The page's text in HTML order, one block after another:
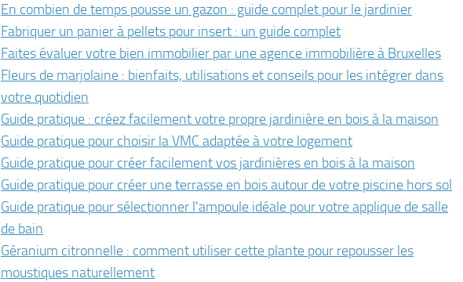
En combien de temps pousse un gazon : guide complet pour le jardinier
Fabriquer un panier à pellets pour insert : un guide complet
Faites évaluer votre bien immobilier par une agence immobilière à Bruxelles
Fleurs de marjolaine : bienfaits, utilisations et conseils pour les intégrer dans
votre quotidien
Guide pratique : créez facilement votre propre jardinière en bois à la maison
Guide pratique pour choisir la VMC adaptée à votre logement
Guide pratique pour créer facilement vos jardinières en bois à la maison
Guide pratique pour créer une terrasse en bois autour de votre piscine hors sol
Guide pratique pour sélectionner l'ampoule idéale pour votre applique de salle
de bain
Géranium citronnelle : comment utiliser cette plante pour repousser les
moustiques naturellement